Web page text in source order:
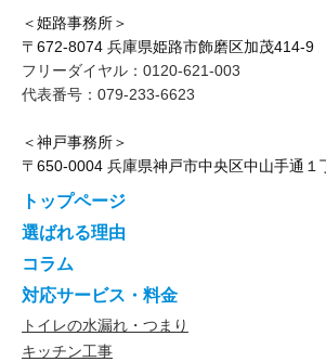
＜姫路事務所＞
〒672-8074 兵庫県姫路市飾磨区加茂414-9
フリーダイヤル：0120-621-003
代表番号：079-233-6623
＜神戸事務所＞
〒650-0004 兵庫県神戸市中央区中山手通１
トップページ
選ばれる理由
コラム
対応サービス・料金
トイレの水漏れ・つまり
キッチン工事